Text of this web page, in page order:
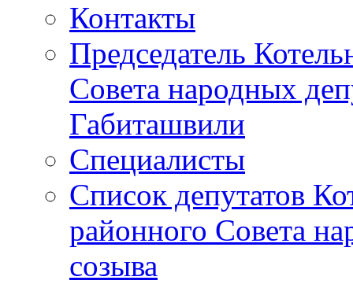
Контакты
Председатель
Совета народных
Габиташвили
Специалисты
Список депутатов
районного Совета
созыва